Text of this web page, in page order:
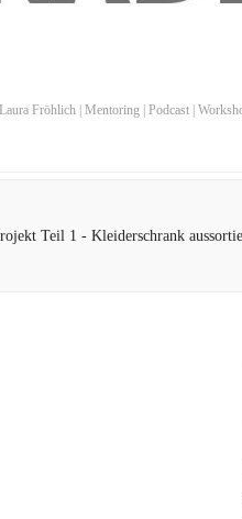
Fröhlich | Mentoring | Podcast |
Teil 1 - Kleiderschrank